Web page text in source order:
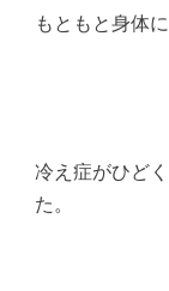
もともと身体
冷え症がひど
た。